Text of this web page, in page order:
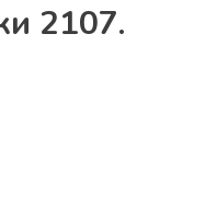
2107.